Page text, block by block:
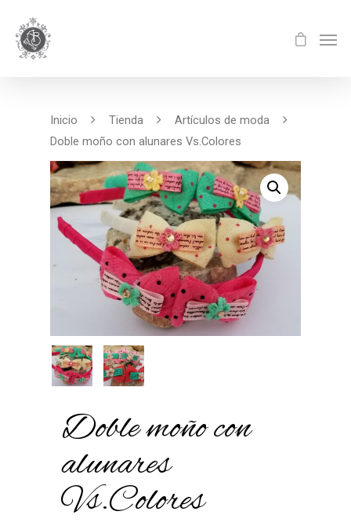
Inicio Tienda
Artículos de moda
Doble moño con alunares Vs.Colores
Doble moño con
alunares
Vs.Colores